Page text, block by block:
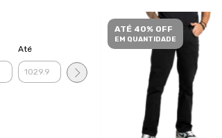
Até
ATÉ 40% OFF
EM QUANTIDADE